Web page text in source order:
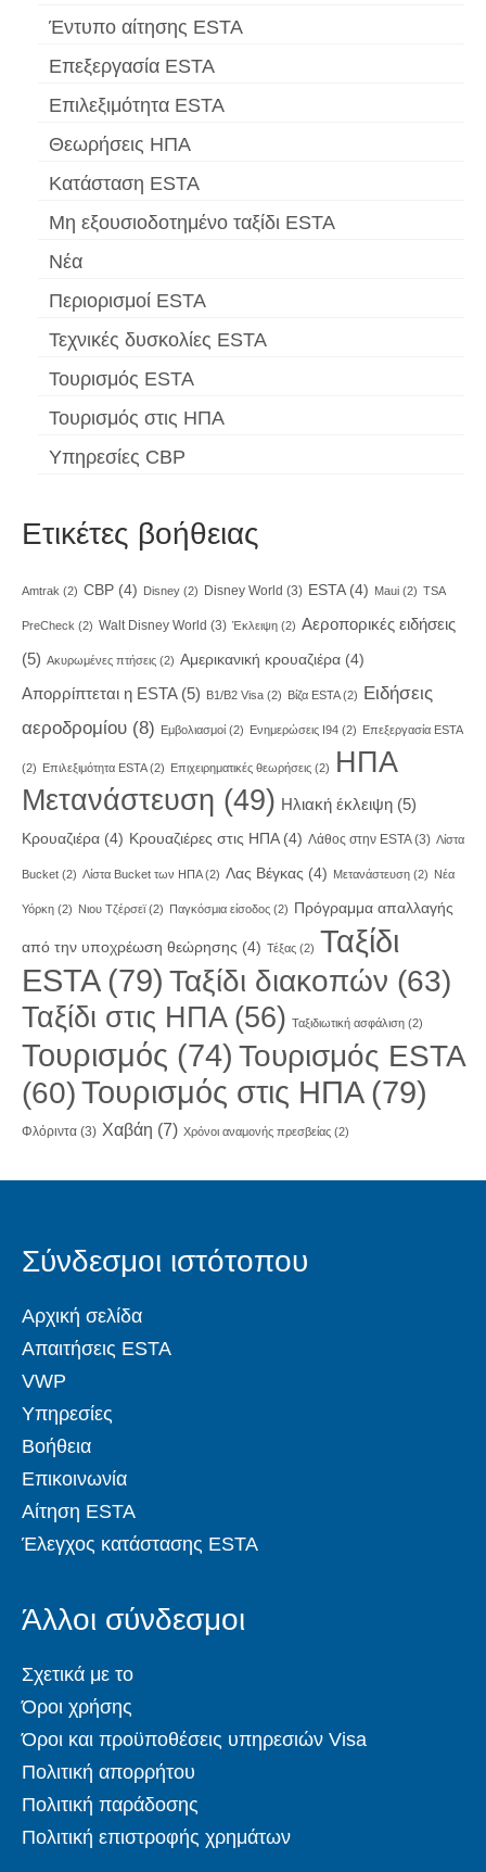
Έντυπο αίτησης ESTA
Επεξεργασία ESTA
Επιλεξιμότητα ESTA
Θεωρήσεις ΗΠΑ
Κατάσταση ESTA
Μη εξουσιοδοτημένο ταξίδι ESTA
Νέα
Περιορισμοί ESTA
Τεχνικές δυσκολίες ESTA
Τουρισμός ESTA
Τουρισμός στις ΗΠΑ
Υπηρεσίες CBP
Ετικέτες βοήθειας
Amtrak (2) CBP (4) Disney (2) Disney World (3) ESTA(4) Maui (2) TSA
PreCheck (2) Walt Disney World (3) Έκλειψη (2) Αεροπορικές ειδήσεις
(5) Ακυρωμένες πτήσεις (2) Αμερικανική κρουαζιέρα (4)
Απορρίπτεται η ESTA(5) Β1/B2 Visa (2) Βίζα ESTA(2)
Ειδήσεις
αεροδρομίου (8) Εμβολιασμοί (2) Ενημερώσεις I94 (2) Επεξεργασία ESTA
(2) Επιλεξιμότητα ESTA(2) Επιχειρηματικές θεωρήσεις (2)
ΗΠΑ
Μετανάστευση (49) Ηλιακή έκλειψη (5)
Κρουαζιέρα (4) Κρουαζιέρες στις ΗΠΑ(4) Λάθος στην ESTA(3) Λίστα
Bucket (2) Λίστα Bucket των ΗΠΑ(2) Λας Βέγκας (4) Μετανάστευση (2) Νέα
Υόρκη (2) Νιου Τζέρσεϊ(2) Παγκόσμια είσοδος (2) Πρόγραμμα απαλλαγής
από την υποχρέωση θεώρησης (4) Τέξας (2) Ταξίδι
ESTA(79) Ταξίδι διακοπών (63)
Ταξίδι στις ΗΠΑ(56) Ταξιδιωτική ασφάλιση (2)
Τουρισμός (74) Τουρισμός ESTA
(60)Τουρισμός στις ΗΠΑ(79)
Φλόριντα (3) Χαβάη (7) Χρόνοι αναμονής πρεσβείας (2)
Σύνδεσμοι ιστότοπου
Αρχική σελίδα
Απαιτήσεις ESTA
VWP
Υπηρεσίες
Βοήθεια
Επικοινωνία
Αίτηση ESTA
Έλεγχος κατάστασης ESTA
Άλλοι σύνδεσμοι
Σχετικά με το
Όροι χρήσης
Όροι και προϋποθέσεις υπηρεσιών Visa
Πολιτική απορρήτου
Πολιτική παράδοσης
Πολιτική επιστροφής χρημάτων